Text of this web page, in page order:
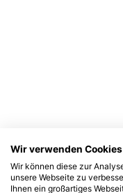
Wir verwenden Cookies
Wir können diese zur
unsere Webseite zu
Ihnen ein großartiges